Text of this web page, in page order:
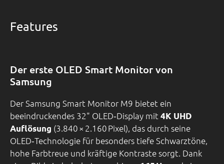
Features
Der erste OLED Smart Monitor von
Samsung
Der Samsung Smart Monitor M9 bietet ein
beeindruckendes 32" OLED‑Display mit 4K UHD
Auflösung (3.840 × 2.160 Pixel), das durch seine
OLED‑Technologie für besonders tiefe Schwarztöne,
hohe Farbtreue und kräftige Kontraste sorgt. Dank